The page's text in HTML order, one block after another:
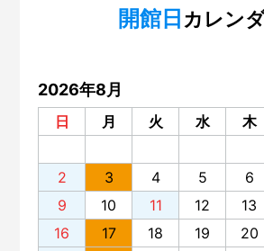
開館日 カレン
2026年8月
日 月 火 水 木
2
3 4 5 6
9
10 11 12 13
16
17 18 19 20